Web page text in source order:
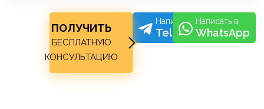
ПОЛУЧИТЬ
БЕСПЛАТНУЮ
КОНСУЛЬТАЦИЮ
Написать в
Telegram
Написать в
WhatsApp